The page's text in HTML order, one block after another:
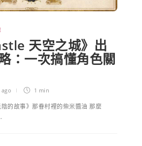
天空之城》出
：一次搞懂角色關
ago 1 min
的故事》那眷村裡的柴米醬油 那麼